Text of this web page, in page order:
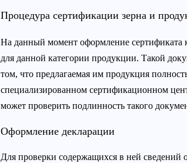
Процедура сертификации зерна и
На данный момент оформление сертификата
для данной категории продукции. Такой
том, что предлагаемая им продукция
специализированном сертификационном
может проверить подлинность такого
Оформление декларации
Для проверки содержащихся в ней